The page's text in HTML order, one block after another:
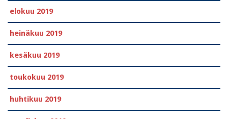
elokuu 2019
heinäkuu 2019
kesäkuu 2019
toukokuu 2019
huhtikuu 2019